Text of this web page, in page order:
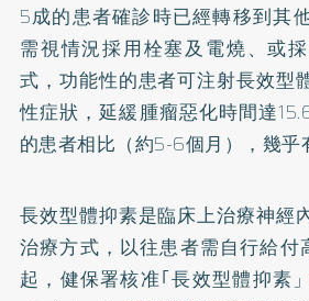
5成的患者確診時已經轉移到其
需視情況採用栓塞及電燒、或
式，功能性的患者可注射長效型
性症狀，延緩腫瘤惡化時間達
的患者相比（約5-6個月），幾乎
長效型體抑素是臨床上治療神經
治療方式，以往患者需自行給付
起，健保署核准｢長效型體抑素